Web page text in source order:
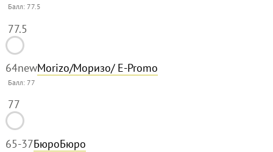
Балл:77.5
77.5
64newMorizo/Моризо/ E-Promo
Балл:77
77
65-37БюроБюро